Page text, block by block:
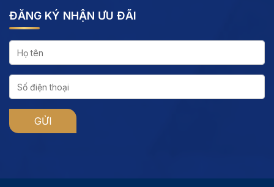
ĐĂNG KÝ NHẬN ƯU ĐÃI